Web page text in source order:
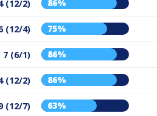
(12/2) 86%
(12/4) 75%
7 (6/1) 86%
(12/2) 86%
(12/7) 63%